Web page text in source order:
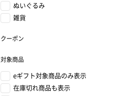
ぬいぐるみ
雑貨
クーポン
対象商品
eギフト対象商品のみ表示
在庫切れ商品も表示